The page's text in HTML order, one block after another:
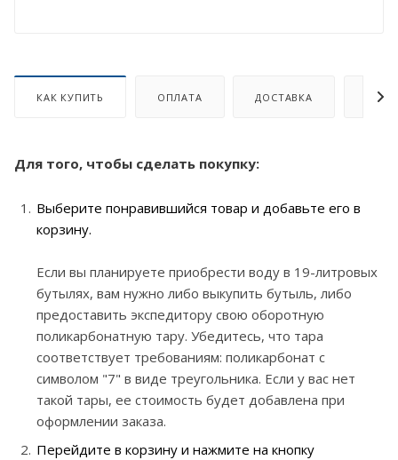
КАК КУПИТЬ ОПЛАТА ДОСТАВКА
Для того, чтобы сделать покупку:
Выберите понравившийся товар и добавьте его в
корзину.
Если вы планируете приобрести воду в 19-литровых
бутылях, вам нужно либо выкупить бутыль, либо
предоставить экспедитору свою оборотную
поликарбонатную тару. Убедитесь, что тара
соответствует требованиям: поликарбонат с
символом "7" в виде треугольника. Если у вас нет
такой тары, ее стоимость будет добавлена при
оформлении заказа.
Перейдите в корзину и нажмите на кнопку